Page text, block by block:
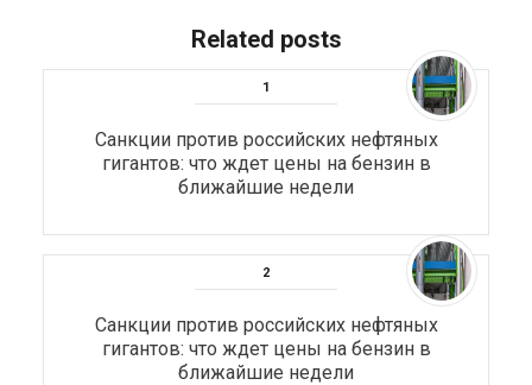
Related posts
Санкции против российских нефтяных
гигантов: что ждет цены на бензин в
ближайшие недели
Санкции против российских нефтяных
гигантов: что ждет цены на бензин в
ближайшие недели